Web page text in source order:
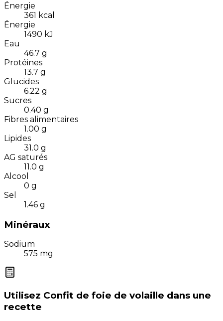
Énergie
361 kcal
Énergie
1490 kJ
Eau
46.7 g
Protéines
13.7 g
Glucides
6.22 g
Sucres
0.40 g
Fibres alimentaires
1.00 g
Lipides
31.0 g
AG saturés
11.0 g
Alcool
0 g
Sel
1.46 g
Minéraux
Sodium
575 mg
Utilisez Confit de foie de volaille dans une
recette